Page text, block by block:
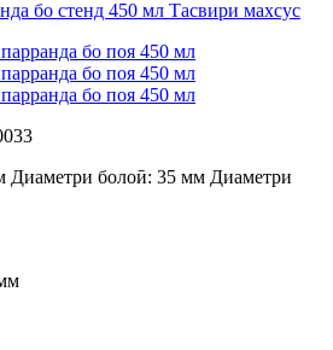
Диаметри болоӣ: 35 мм Диаметри